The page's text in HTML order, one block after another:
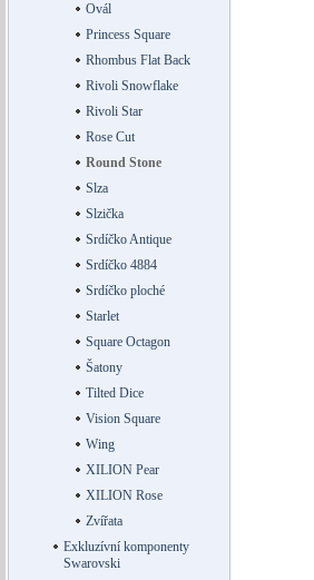
Ovál
Princess Square
Rhombus Flat Back
Rivoli Snowflake
Rivoli Star
Rose Cut
Round Stone
Slza
Slzička
Srdíčko Antique
Srdíčko 4884
Srdíčko ploché
Starlet
Square Octagon
Šatony
Tilted Dice
Vision Square
Wing
XILION Pear
XILION Rose
Zvířata
Exkluzívní komponenty
Swarovski